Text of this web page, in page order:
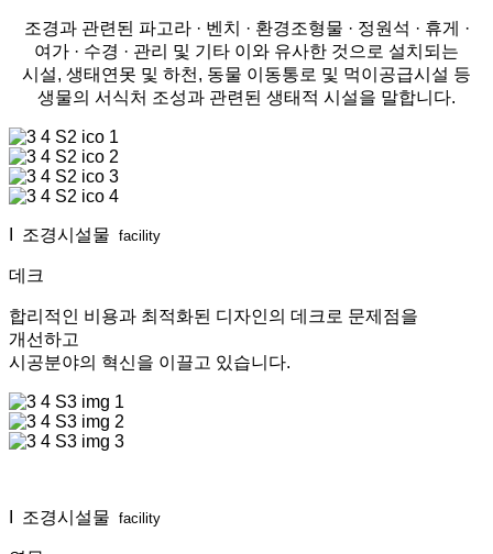
조경과 관련된 파고라 · 벤치 · 환경조형물 · 정원석 · 휴게 ·
여가 · 수경 · 관리 및 기타 이와 유사한 것으로 설치되는
시설, 생태연못 및 하천, 동물 이동통로 및 먹이공급시설 등
생물의 서식처 조성과 관련된 생태적 시설을 말합니다.
I 조경시설물 facility
데크
합리적인 비용과 최적화된 디자인의 데크로 문제점을
개선하고
시공분야의 혁신을 이끌고 있습니다.
I 조경시설물 facility